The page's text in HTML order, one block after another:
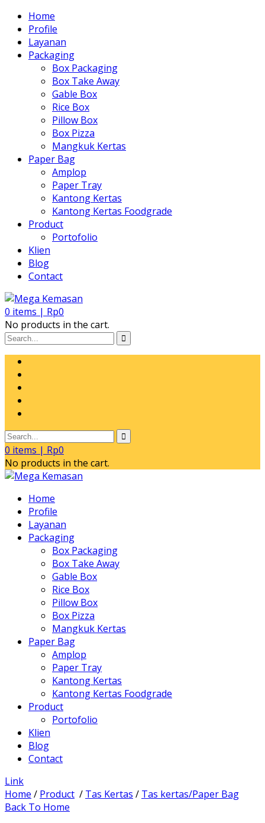
Home
Profile
Layanan
Packaging
Box Packaging
Box Take Away
Gable Box
Rice Box
Pillow Box
Box Pizza
Mangkuk Kertas
Paper Bag
Amplop
Paper Tray
Kantong Kertas
Kantong Kertas Foodgrade
Product
Portofolio
Klien
Blog
Contact
0 items | Rp0
No products in the cart.
0 items | Rp0
No products in the cart.
Home
Profile
Layanan
Packaging
Box Packaging
Box Take Away
Gable Box
Rice Box
Pillow Box
Box Pizza
Mangkuk Kertas
Paper Bag
Amplop
Paper Tray
Kantong Kertas
Kantong Kertas Foodgrade
Product
Portofolio
Klien
Blog
Contact
Link
Home / Product / Tas Kertas / Tas kertas/Paper Bag
Back To Home